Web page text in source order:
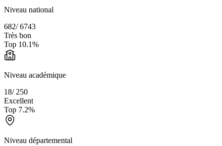
Niveau national
682/6743
Très bon
Top 10.1%
Niveau académique
18/ 250
Excellent
Top 7.2%
Niveau départemental